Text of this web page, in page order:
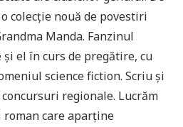
colecție nouă de povestiri
Manda. Fanzinul
el în curs de pregătire, cu
science fiction. Scriu și
regionale. Lucrăm
care aparține